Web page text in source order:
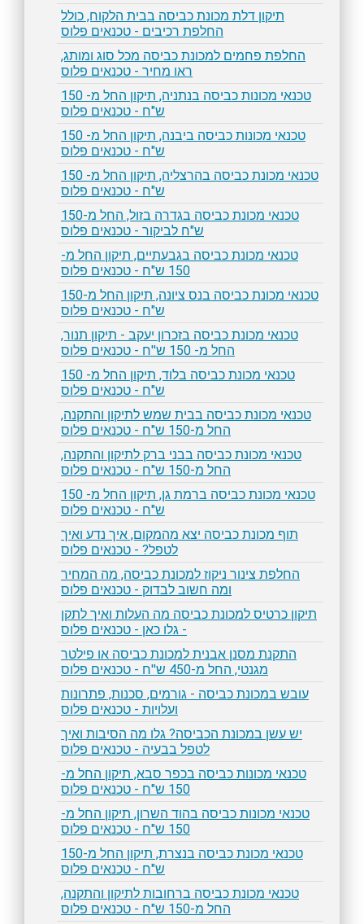
תיקון דלת מכונת כביסה בבית הלקוח, כולל
החלפת רכיבים - טכנאים פלוס
החלפת פחמים למכונת כביסה מכל סוג ומותג,
ראו מחיר - טכנאים פלוס
טכנאי מכונות כביסה בנתניה, תיקון החל מ- 150
ש"ח - טכנאים פלוס
טכנאי מכונות כביסה ביבנה, תיקון החל מ- 150
ש"ח - טכנאים פלוס
טכנאי מכונת כביסה בהרצליה, תיקון החל מ- 150
ש"ח - טכנאים פלוס
טכנאי מכונת כביסה בגדרה בזול, החל מ-150
ש"ח לביקור - טכנאים פלוס
טכנאי מכונת כביסה בגבעתיים, תיקון החל מ-
150 ש"ח - טכנאים פלוס
טכנאי מכונת כביסה בנס ציונה, תיקון החל מ-150
ש"ח - טכנאים פלוס
טכנאי מכונת כביסה בזכרון יעקב - תיקון תנור,
החל מ- 150 ש''ח - טכנאים פלוס
טכנאי מכונת כביסה בלוד, תיקון החל מ- 150
ש"ח - טכנאים פלוס
טכנאי מכונת כביסה בבית שמש לתיקון והתקנה,
החל מ-150 ש"ח - טכנאים פלוס
טכנאי מכונת כביסה בבני ברק לתיקון והתקנה,
החל מ-150 ש"ח - טכנאים פלוס
טכנאי מכונת כביסה ברמת גן, תיקון החל מ- 150
ש"ח - טכנאים פלוס
תוף מכונת כביסה יצא מהמקום, איך נדע ואיך
לטפל? - טכנאים פלוס
החלפת צינור ניקוז למכונת כביסה, מה המחיר
ומה חשוב לבדוק - טכנאים פלוס
תיקון כרטיס למכונת כביסה מה העלות ואיך לתקן
- גלו כאן - טכנאים פלוס
התקנת מסנן אבנית למכונת כביסה או פילטר
מגנטי, החל מ-450 ש''ח - טכנאים פלוס
עובש במכונת כביסה - גורמים, סכנות, פתרונות
ועלויות - טכנאים פלוס
יש עשן במכונת הכביסה? גלו מה הסיבות ואיך
לטפל בבעיה - טכנאים פלוס
טכנאי מכונות כביסה בכפר סבא, תיקון החל מ-
150 ש"ח - טכנאים פלוס
טכנאי מכונות כביסה בהוד השרון, תיקון החל מ-
150 ש"ח - טכנאים פלוס
טכנאי מכונת כביסה בנצרת, תיקון החל מ-150
ש"ח - טכנאים פלוס
טכנאי מכונת כביסה ברחובות לתיקון והתקנה,
החל מ-150 ש"ח - טכנאים פלוס